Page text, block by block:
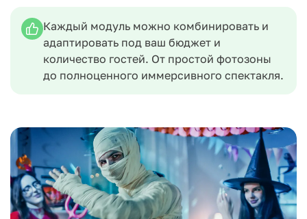
Каждый модуль можно комбинировать и
адаптировать под ваш бюджет и
количество гостей. От простой фотозоны
до полноценного иммерсивного спектакля.